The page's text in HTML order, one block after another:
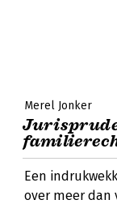
Merel Jonker
Een
over meer dan